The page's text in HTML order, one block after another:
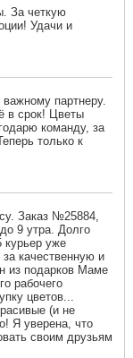
За четкую
Удачи и
партнеру.
в срок! Цветы
команду, за
только к
Заказ №25884,
9 утра. Долго
курьер уже
качественную и
из подарков Маме
рабочего
цветов...
(и не
Я уверена, что
своим друзьям